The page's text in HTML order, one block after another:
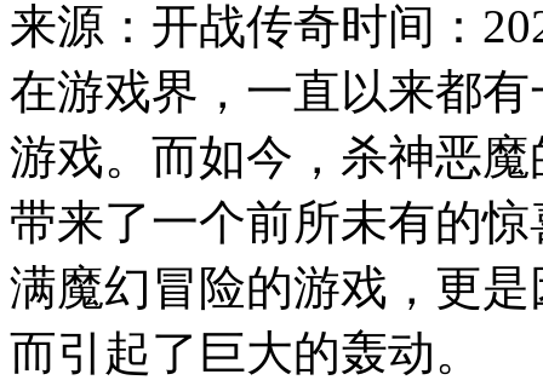
来源：开战传奇时间：
在游戏界，一直以来都
游戏。而如今，杀神恶
带来了一个前所未有的
满魔幻冒险的游戏，更
而引起了巨大的轰动。